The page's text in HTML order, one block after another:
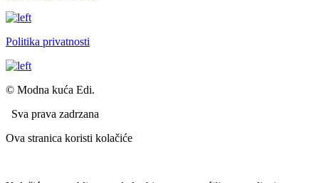
Politika privatnosti
© Modna kuća Edi.
Sva prava zadrzana
Ova stranica koristi kolačiće